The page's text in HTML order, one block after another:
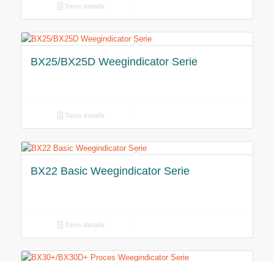
Toon details
BX25/BX25D Weegindicator Serie
Toon details
BX22 Basic Weegindicator Serie
Toon details